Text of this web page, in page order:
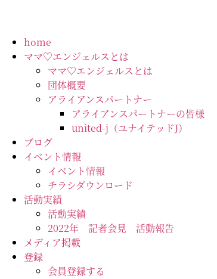
home
ママ♡エンジェルスとは
ママ♡エンジェルスとは
団体概要
アライアンスパートナー
アライアンスパートナーの皆様
united-j（ユナイテッドJ）
ブログ
イベント情報
イベント情報
チラシダウンロード
活動実績
活動実績
2022年 記者会見 活動報告
メディア掲載
登録
会員登録する